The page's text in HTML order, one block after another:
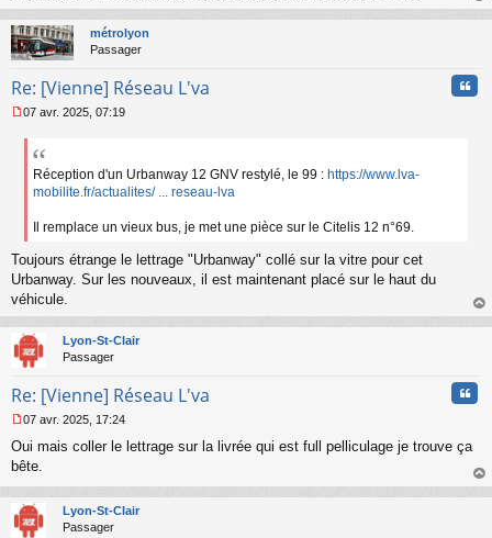
n
o
l
u
au
métrolyon
Passager
Re: [Vienne] Réseau L'va
e
n
o
n
u
07 avr. 2025, 07:19
Réception d'un Urbanway 12 GNV restylé, le 99 : https://www.lva-
mobilite.fr/actualites/ ... reseau-lva
Il remplace un vieux bus, je met une pièce sur le Citelis 12 n°69.
Toujours étrange le lettrage "Urbanway" collé sur la vitre pour cet
Urbanway. Sur les nouveaux, il est maintenant placé sur le haut du
véhicule.
au
Lyon-St-Clair
Passager
Re: [Vienne] Réseau L'va
e
s
a
g
e
07 avr. 2025, 17:24
Oui mais coller le lettrage sur la livrée qui est full pelliculage je trouve ça
bête.
au
Lyon-St-Clair
Passager